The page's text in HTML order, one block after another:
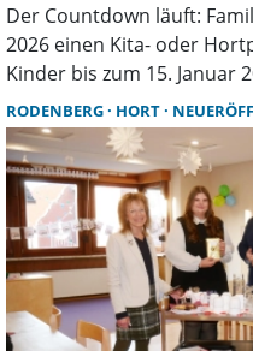
Der Countdown läuft:
2026 einen Kita- oder
Kinder bis zum 15. Januar
empfiehlt eine frühzeitige
Unterstützung über das
Online-Portal.
RODENBERG HORT